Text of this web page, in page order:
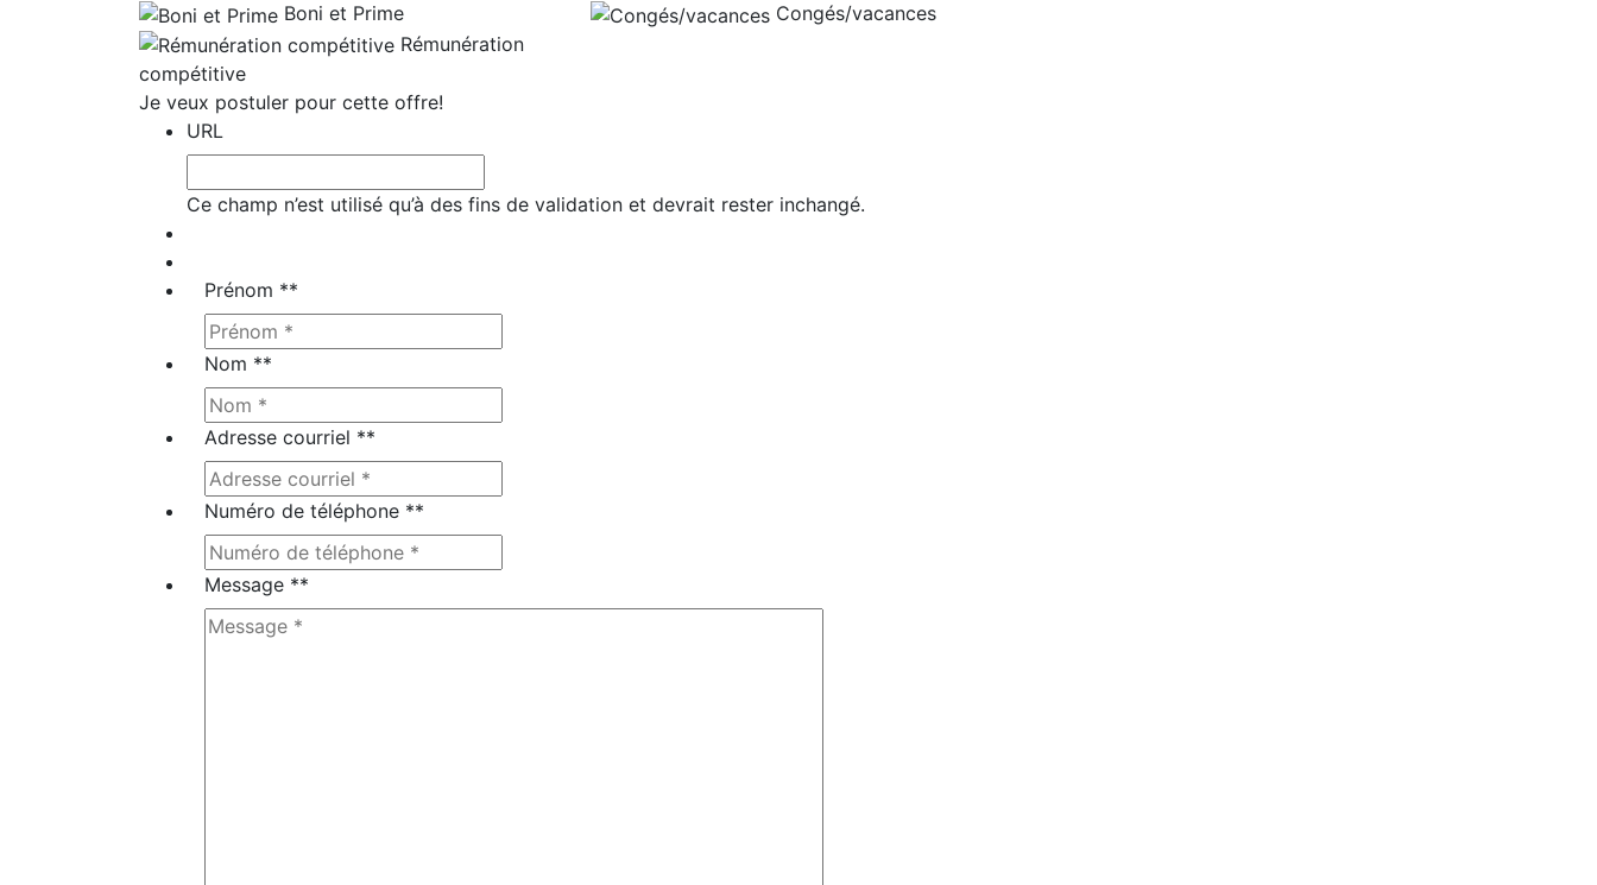
Boni et Prime
Congés/vacances
Rémunération
compétitive
Je veux postuler pour cette offre!
URL
Ce champ n’est utilisé qu’à des fins de validation et devrait rester inchangé.
Prénom **
Nom **
Adresse courriel **
Numéro de téléphone **
Message **